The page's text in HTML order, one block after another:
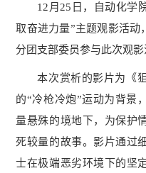
12月25日，自动化学
取奋进力量”主题观影活动
分团支部委员参与此次观影
本次赏析的影片为《
的“冷枪冷炮”运动为背景
量悬殊的境地下，为保护
死较量的故事。影片通过
士在极端恶劣环境下的坚